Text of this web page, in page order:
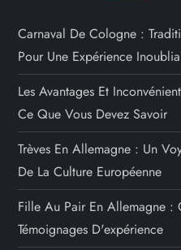
Carnaval De Cologne :
Pour Une Expérience
Les Avantages Et
Ce Que Vous Devez Savoir
Trèves En Allemagne : Un
De La Culture Européenne
Fille Au Pair En Allemagne :
Témoignages D'expérience